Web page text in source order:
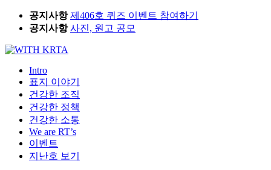
Skip
content
공지사항 제406호 퀴즈 이벤트 참여하기
공지사항 사진, 원고 공모
Intro
표지 이야기
건강한 조직
건강한 정책
건강한 소통
We are RT’s
이벤트
지난호 보기